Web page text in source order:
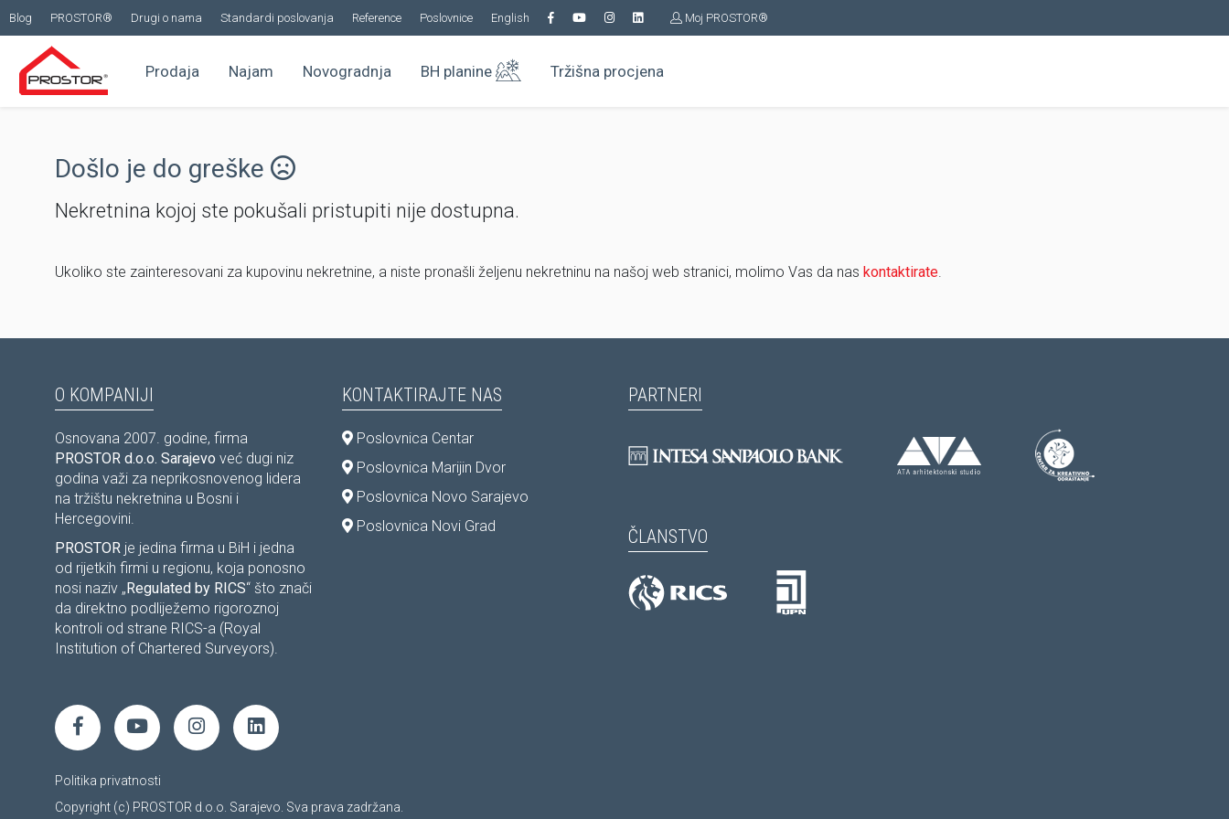
Blog PROSTOR® Drugi o nama Standardi poslovanja Reference Poslovnice English Moj PROSTOR®
Prodaja Najam Novogradnja BH planine Tržišna procjena
Došlo je do greške
Nekretnina kojoj ste pokušali pristupiti nije dostupna.
Ukoliko ste zainteresovani za kupovinu nekretnine, a niste pronašli željenu nekretninu na našoj web stranici, molimo Vas da nas kontaktirate.
O KOMPANIJI
Osnovana 2007. godine, firma
PROSTOR d.o.o. Sarajevo već dugi niz
godina važi za neprikosnovenog lidera
na tržištu nekretnina u Bosni i
Hercegovini.
PROSTOR je jedina firma u BiH i jedna
od rijetkih firmi u regionu, koja ponosno
nosi naziv „Regulated by RICS“ što znači
da direktno podliježemo rigoroznoj
kontroli od strane RICS-a (Royal
Institution of Chartered Surveyors).
KONTAKTIRAJTE NAS
Poslovnica Centar
Poslovnica Marijin Dvor
Poslovnica Novo Sarajevo
Poslovnica Novi Grad
PARTNERI
ČLANSTVO
Politika privatnosti
Copyright (c) PROSTOR d.o.o. Sarajevo. Sva prava zadržana.